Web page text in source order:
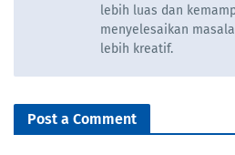
lebih luas dan
menyelesaikan
lebih kreatif.
Post a Comment